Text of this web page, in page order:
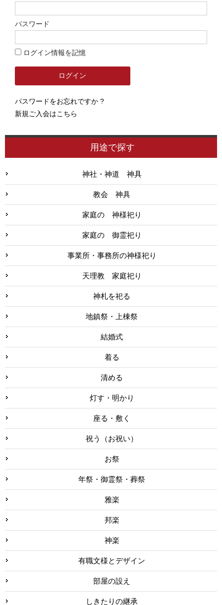
パスワード
ログイン情報を記憶
パスワードをお忘れですか ?
新規ご入会はこちら
用途で探す
神社・神道 神具
教会 神具
家庭の 神様祀り
家庭の 御霊祀り
事業所・事務所の神様祀り
天理教 家庭祀り
神札を祀る
地鎮祭・上棟祭
結婚式
着る
清める
灯す・明かり
座る・敷く
祝う（お祝い）
お祭
年祭・御霊祭・葬祭
雅楽
邦楽
神楽
有職文様とデザイン
部屋の設え
しきたりの継承